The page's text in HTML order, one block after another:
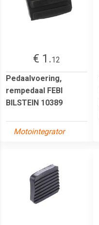
€ 1.12
Pedaalvoering,
rempedaal FEBI
BILSTEIN 10389
Motointegrator